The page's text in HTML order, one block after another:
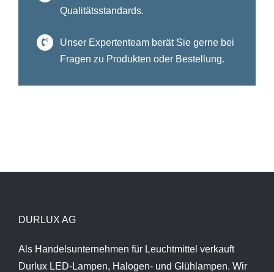
Qualitätsstandards.
Unser Expertenteam berät Sie gerne bei
Fragen zu Produkten oder Bestellung.
DURLUX AG
Als Handelsunternehmen für Leuchtmittel verkauft
Durlux LED-Lampen, Halogen- und Glühlampen. Wir